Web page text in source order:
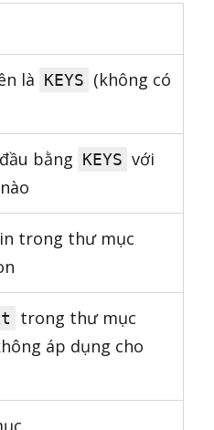
là KEYS (không có
bằng KEYS với
trong thư mục
trong thư mục
áp dụng cho